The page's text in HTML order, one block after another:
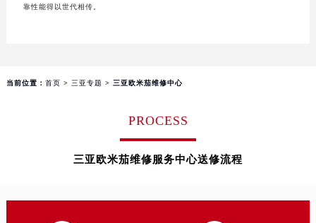
靠性能得以世代相传。
当前位置： 首页 > 三亚专题 > 三亚欧米茄维修中心
PROCESS
三亚欧米茄维修服务中心送修流程